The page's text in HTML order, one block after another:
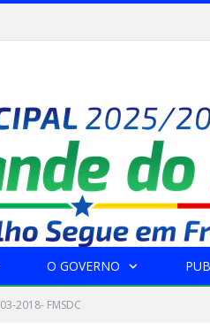
O GOVERNO
2018- FMSDC